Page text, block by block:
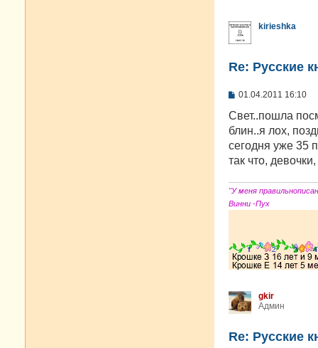
kirieshka
Re: Русские
С
о
щ
е
и
01.04.2011 16:10
Свет..пошла
блин..я лох,
сегодня уже 35
так что,
"У меня
Винни -Пух
gkir
Админ
Re: Русские